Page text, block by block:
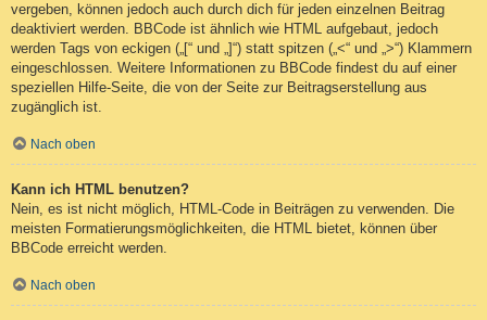
vergeben, können jedoch auch durch dich für jeden einzelnen Beitrag
deaktiviert werden. BBCode ist ähnlich wie HTML aufgebaut, jedoch
werden Tags von eckigen („[“ und „]“) statt spitzen („<“ und „>“) Klammern
eingeschlossen. Weitere Informationen zu BBCode findest du auf einer
speziellen Hilfe-Seite, die von der Seite zur Beitragserstellung aus
zugänglich ist.
Nach oben
Kann ich HTML benutzen?
Nein, es ist nicht möglich, HTML-Code in Beiträgen zu verwenden. Die
meisten Formatierungsmöglichkeiten, die HTML bietet, können über
BBCode erreicht werden.
Nach oben